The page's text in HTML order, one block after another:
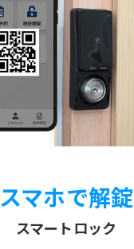
スマホで解錠
スマートロック